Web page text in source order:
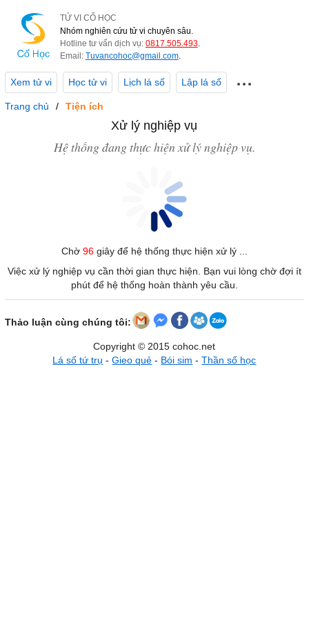
TỬ VI CỔ HỌC
Nhóm nghiên cứu tử vi chuyên sâu.
Hotline tư vấn dịch vụ: 0817.505.493.
Email: Tuvancohoc@gmail.com.
Xem tử vi Học tử vi Lịch lá số Lập lá số
Trang chủ Tiện ích
Xử lý nghiệp vụ
Hệ thống đang thực hiện xử lý nghiệp vụ.
Chờ 96giây để hệ thống thực hiện xử lý ...
Việc xử lý nghiệp vụ cần thời gian thực hiện. Bạn vui lòng chờ đợi ít
phút để hệ thống hoàn thành yêu cầu.
Thảo luận cùng chúng tôi:
Copyright © 2015 cohoc.net
Lá số tứ trụ -Gieo quẻ - Bói sim -Thần số học